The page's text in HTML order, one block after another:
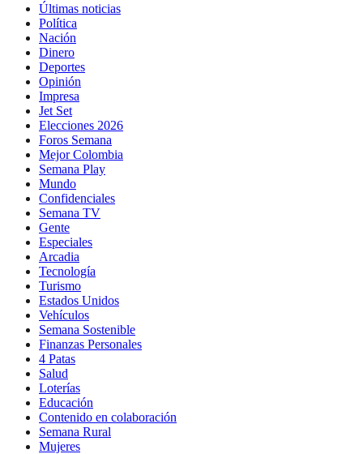
Últimas noticias
Política
Nación
Dinero
Deportes
Opinión
Impresa
Jet Set
Elecciones 2026
Foros Semana
Mejor Colombia
Semana Play
Mundo
Confidenciales
Semana TV
Gente
Especiales
Arcadia
Tecnología
Turismo
Estados Unidos
Vehículos
Semana Sostenible
Finanzas Personales
4 Patas
Salud
Loterías
Educación
Contenido en colaboración
Semana Rural
Mujeres